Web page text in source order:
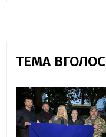
ТЕМА ВГОЛОС